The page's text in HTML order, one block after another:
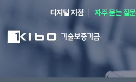
디지털 지점 자주 묻는 질문